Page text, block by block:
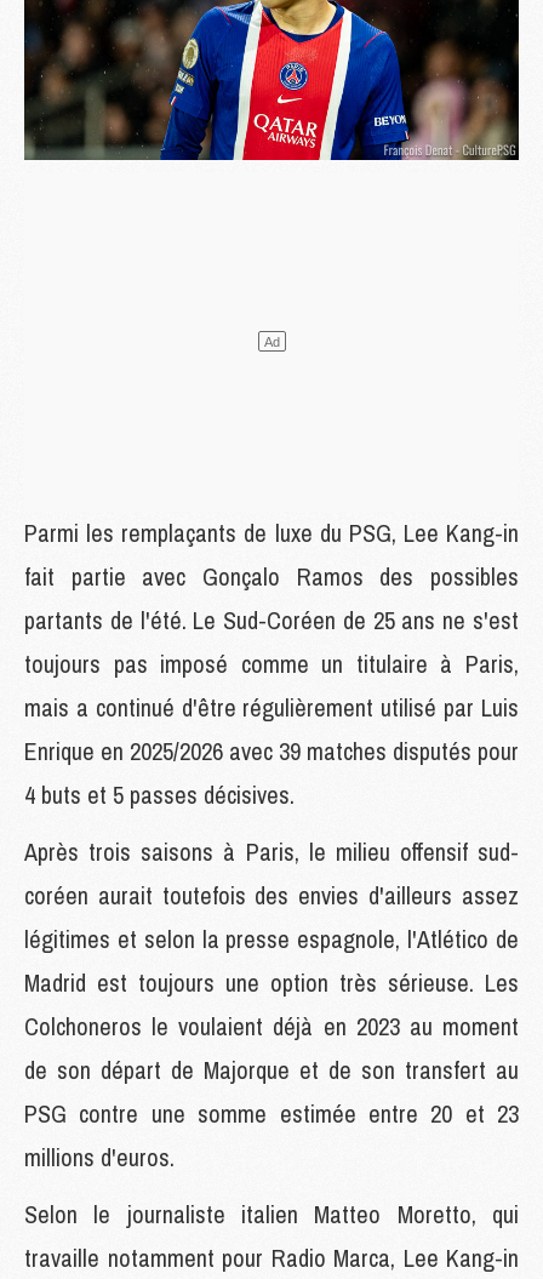
Parmi les remplaçants de luxe du PSG, Lee Kang-in
fait partie avec Gonçalo Ramos des possibles
partants de l'été. Le Sud-Coréen de 25 ans ne s'est
toujours pas imposé comme un titulaire à Paris,
mais a continué d'être régulièrement utilisé par Luis
Enrique en 2025/2026 avec 39 matches disputés pour
4 buts et 5 passes décisives.
Après trois saisons à Paris, le milieu offensif sud-
coréen aurait toutefois des envies d'ailleurs assez
légitimes et selon la presse espagnole, l'Atlético de
Madrid est toujours une option très sérieuse. Les
Colchoneros le voulaient déjà en 2023 au moment
de son départ de Majorque et de son transfert au
PSG contre une somme estimée entre 20 et 23
millions d'euros.
Selon le journaliste italien Matteo Moretto, qui
travaille notamment pour Radio Marca, Lee Kang-in